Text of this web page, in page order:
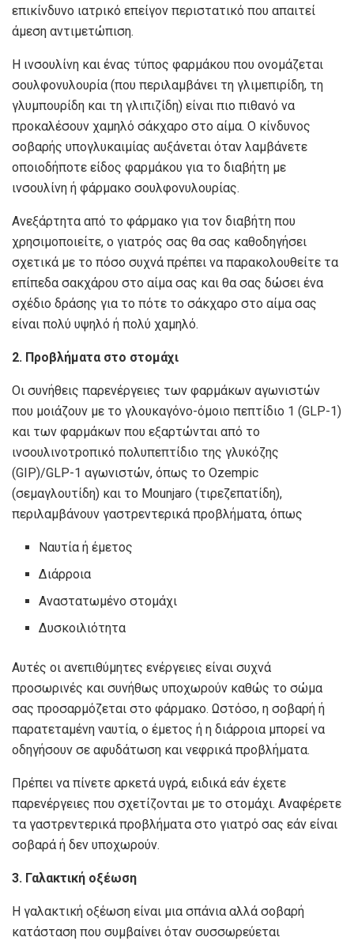
επικίνδυνο ιατρικό επείγον περιστατικό που απαιτεί
άμεση αντιμετώπιση.
Η ινσουλίνη και ένας τύπος φαρμάκου που ονομάζεται
σουλφονυλουρία (που περιλαμβάνει τη γλιμεπιρίδη, τη
γλυμπουρίδη και τη γλιπιζίδη) είναι πιο πιθανό να
προκαλέσουν χαμηλό σάκχαρο στο αίμα. Ο κίνδυνος
σοβαρής υπογλυκαιμίας αυξάνεται όταν λαμβάνετε
οποιοδήποτε είδος φαρμάκου για το διαβήτη με
ινσουλίνη ή φάρμακο σουλφονυλουρίας.
Ανεξάρτητα από το φάρμακο για τον διαβήτη που
χρησιμοποιείτε, ο γιατρός σας θα σας καθοδηγήσει
σχετικά με το πόσο συχνά πρέπει να παρακολουθείτε τα
επίπεδα σακχάρου στο αίμα σας και θα σας δώσει ένα
σχέδιο δράσης για το πότε το σάκχαρο στο αίμα σας
είναι πολύ υψηλό ή πολύ χαμηλό.
2. Προβλήματα στο στομάχι
Οι συνήθεις παρενέργειες των φαρμάκων αγωνιστών
που μοιάζουν με το γλουκαγόνο-όμοιο πεπτίδιο 1 (GLP-1)
και των φαρμάκων που εξαρτώνται από το
ινσουλινοτροπικό πολυπεπτίδιο της γλυκόζης
(GIP)/GLP-1 αγωνιστών, όπως το Ozempic
(σεμαγλουτίδη) και το Mounjaro (τιρεζεπατίδη),
περιλαμβάνουν γαστρεντερικά προβλήματα, όπως
Ναυτία ή έμετος
Διάρροια
Αναστατωμένο στομάχι
Δυσκοιλιότητα
Αυτές οι ανεπιθύμητες ενέργειες είναι συχνά
προσωρινές και συνήθως υποχωρούν καθώς το σώμα
σας προσαρμόζεται στο φάρμακο. Ωστόσο, η σοβαρή ή
παρατεταμένη ναυτία, ο έμετος ή η διάρροια μπορεί να
οδηγήσουν σε αφυδάτωση και νεφρικά προβλήματα.
Πρέπει να πίνετε αρκετά υγρά, ειδικά εάν έχετε
παρενέργειες που σχετίζονται με το στομάχι. Αναφέρετε
τα γαστρεντερικά προβλήματα στο γιατρό σας εάν είναι
σοβαρά ή δεν υποχωρούν.
3. Γαλακτική οξέωση
Η γαλακτική οξέωση είναι μια σπάνια αλλά σοβαρή
κατάσταση που συμβαίνει όταν συσσωρεύεται